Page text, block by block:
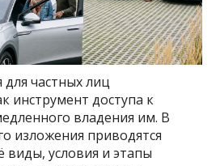
частных лиц
инструмент доступа к
владения им. В
изложения приводятся
виды, условия и этапы